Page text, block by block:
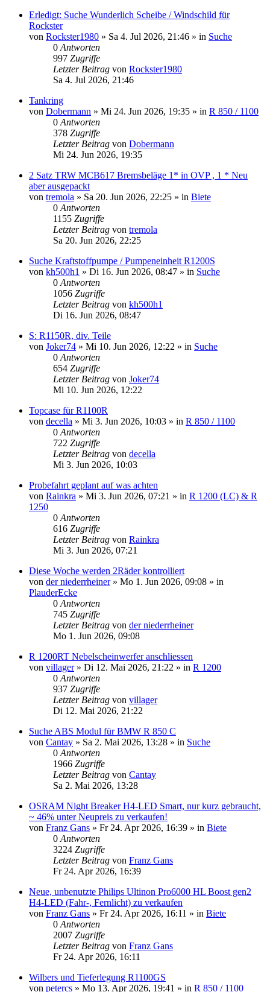
Erledigt: Suche Wunderlich Scheibe / Windschild für
Rockster
von Rockster1980 » Sa 4. Jul 2026, 21:46 » in Suche
0 Antworten
997 Zugriffe
Letzter Beitrag von Rockster1980
Sa 4. Jul 2026, 21:46
Tankring
von Dobermann » Mi 24. Jun 2026, 19:35 » in R 850 / 1100
0 Antworten
378 Zugriffe
Letzter Beitrag von Dobermann
Mi 24. Jun 2026, 19:35
2 Satz TRW MCB617 Bremsbeläge 1* in OVP , 1 * Neu
aber ausgepackt
von tremola » Sa 20. Jun 2026, 22:25 » in Biete
0 Antworten
1155 Zugriffe
Letzter Beitrag von tremola
Sa 20. Jun 2026, 22:25
Suche Kraftstoffpumpe / Pumpeneinheit R1200S
von kh500h1 » Di 16. Jun 2026, 08:47 » in Suche
0 Antworten
1056 Zugriffe
Letzter Beitrag von kh500h1
Di 16. Jun 2026, 08:47
S: R1150R, div. Teile
von Joker74 » Mi 10. Jun 2026, 12:22 » in Suche
0 Antworten
654 Zugriffe
Letzter Beitrag von Joker74
Mi 10. Jun 2026, 12:22
Topcase für R1100R
von decella » Mi 3. Jun 2026, 10:03 » in R 850 / 1100
0 Antworten
722 Zugriffe
Letzter Beitrag von decella
Mi 3. Jun 2026, 10:03
Probefahrt geplant auf was achten
von Rainkra » Mi 3. Jun 2026, 07:21 » in R 1200 (LC) & R
1250
0 Antworten
616 Zugriffe
Letzter Beitrag von Rainkra
Mi 3. Jun 2026, 07:21
Diese Woche werden 2Räder kontrolliert
von der niederrheiner» Mo 1. Jun 2026, 09:08 » in
PlauderEcke
0 Antworten
745 Zugriffe
Letzter Beitrag von der niederrheiner
Mo 1. Jun 2026, 09:08
R 1200RT Nebelscheinwerfer anschliessen
von villager» Di 12. Mai 2026, 21:22 » in R 1200
0 Antworten
937 Zugriffe
Letzter Beitrag von villager
Di 12. Mai 2026, 21:22
Suche ABS Modul für BMW R 850 C
von Cantay » Sa 2. Mai 2026, 13:28 » in Suche
0 Antworten
1966 Zugriffe
Letzter Beitrag von Cantay
Sa 2. Mai 2026, 13:28
OSRAM Night Breaker H4-LED Smart, nur kurz gebraucht,
~ 46% unter Neupreis zu verkaufen!
von Franz Gans » Fr 24. Apr 2026, 16:39 » in Biete
0 Antworten
3224 Zugriffe
Letzter Beitrag von Franz Gans
Fr 24. Apr 2026, 16:39
Neue, unbenutzte Philips Ultinon Pro6000 HL Boost gen2
H4-LED (Fahr-, Fernlicht) zu verkaufen
von Franz Gans » Fr 24. Apr 2026, 16:11 » in Biete
0 Antworten
2007 Zugriffe
Letzter Beitrag von Franz Gans
Fr 24. Apr 2026, 16:11
Wilbers und Tieferlegung R1100GS
von petercs » Mo 13. Apr 2026, 19:41 » in R 850 / 1100